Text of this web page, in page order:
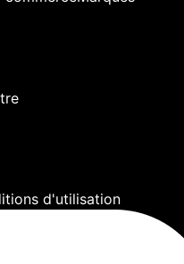
d'utilisation